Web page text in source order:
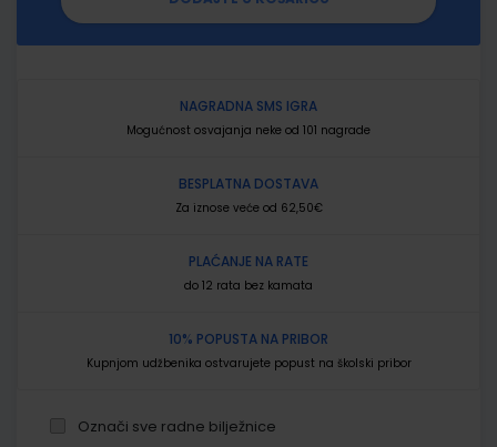
NAGRADNA SMS IGRA
Mogućnost osvajanja neke od 101 nagrade
BESPLATNA DOSTAVA
Za iznose veće od 62,50€
PLAĆANJE NA RATE
do 12 rata bez kamata
10% POPUSTA NA PRIBOR
Kupnjom udžbenika ostvarujete popust na školski pribor
Označi sve radne bilježnice